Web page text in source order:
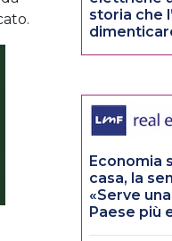
storia che
Economia
casa, la
«Serve
Paese più